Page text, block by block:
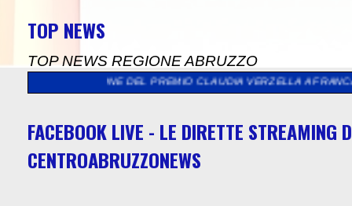
TOP NEWS
TOP NEWS REGIONE ABRUZZO
DEL PREMIO CLAUDIA VERZELLA A FRANCAVILLA AL MARE
FACEBOOK LIVE - LE DIRETTE STREAMING
CENTROABRUZZONEWS